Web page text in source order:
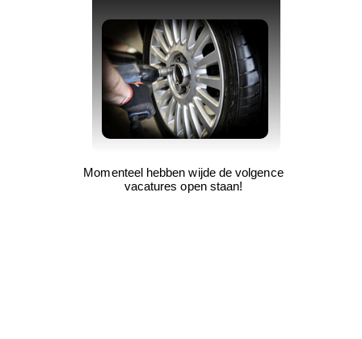
Momenteel hebben wijde de volgence
vacatures open staan!